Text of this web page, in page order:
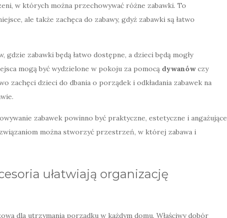
w których można przechowywać różne zabawki. To
ale także zachęca do zabawy, gdyż zabawki są łatwo
zabawki będą łatwo dostępne, a dzieci będą mogły
mogą być wydzielone w pokoju za pomocą dywanów czy
zachęci dzieci do dbania o porządek i odkładania zabawek na
zabawek powinno być praktyczne, estetyczne i angażujące
można stworzyć przestrzeń, w której zabawa i
ułatwiają organizację
dla utrzymania porządku w każdym domu. Właściwy dobór